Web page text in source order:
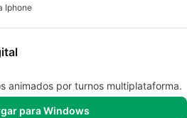
Iphone
animados por turnos multiplataforma.
para Windows